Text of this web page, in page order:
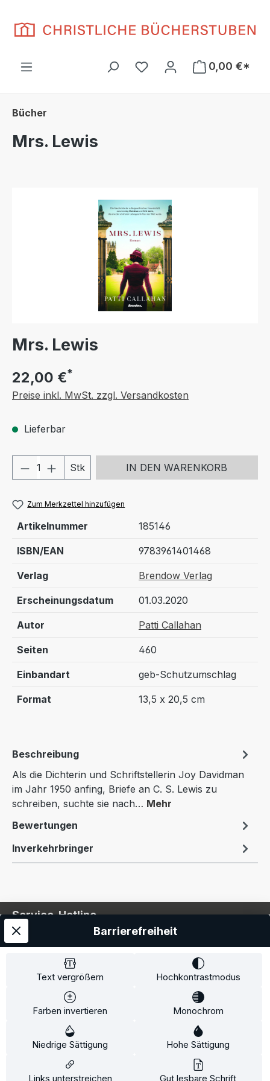
Du hast 0 Produkte auf
0,00 €*
Bücher
Mrs. Lewis
Mrs. Lewis
22,00 €*
Preise inkl. MwSt. zzgl. Versandkosten
Lieferbar
Produkt Anzahl: Gib den
Stk IN DEN WARENKORB
Zum Merkzettel hinzufügen
Artikelnummer 185146
ISBN/EAN 9783961401468
Verlag Brendow Verlag
Erscheinungsdatum 01.03.2020
Autor Patti Callahan
Seiten 460
Einbandart geb-Schutzumschlag
Format 13,5 x 20,5 cm
Beschreibung
Als die Dichterin und Schriftstellerin Joy Davidman
im Jahr 1950 anfing, Briefe an C. S. Lewis zu
schreiben, suchte sie nach… Mehr
Bewertungen
Inverkehrbringer
Service-Hotline
Service
Information
* Alle Preise inkl. gesetzl. Mehrwertsteuer zzgl.
und ggf. Nachnahmegebühren, wenn
Text vergrößern Hochkontrastmodus
Farben invertieren Monochrom
Niedrige Sättigung Hohe Sättigung
Links unterstreichen Gut lesbare Schrift
Barrierefreiheit